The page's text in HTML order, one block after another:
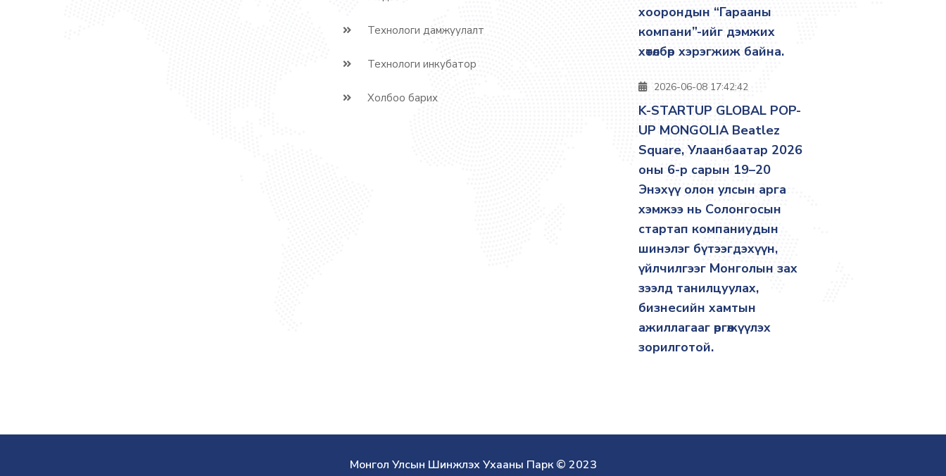
Технологи дамжуулалт
Технологи инкубатор
Холбоо барих
хоорондын “Гарааны
компани”-ийг дэмжих
хөтөлбөр хэрэгжиж байна.
2026-06-08 17:42:42
K-STARTUP GLOBAL POP-
UP MONGOLIA Beatlez
Square, Улаанбаатар 2026
оны 6-р сарын 19–20
Энэхүү олон улсын арга
хэмжээ нь Солонгосын
стартап компаниудын
шинэлэг бүтээгдэхүүн,
үйлчилгээг Монголын зах
зээлд танилцуулах,
бизнесийн хамтын
ажиллагааг өргөжүүлэх
зорилготой.
Монгол Улсын Шинжлэх Ухааны Парк © 2023